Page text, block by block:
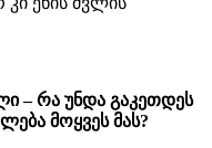
– რა უნდა გაკეთდეს
მოყვეს მას?